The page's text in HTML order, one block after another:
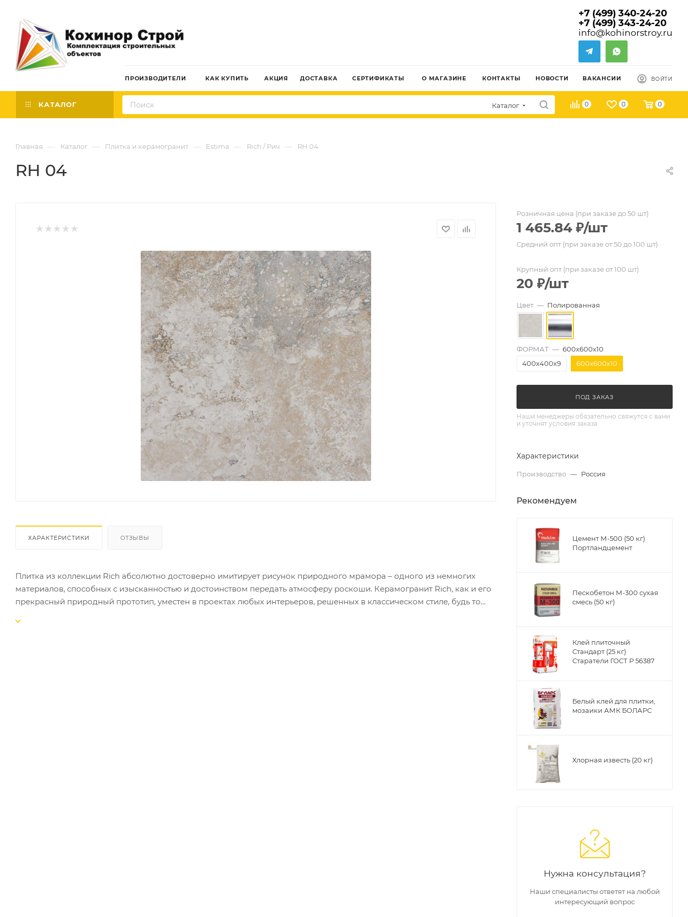
+7 (499) 340-24-20
+7 (499) 343-24-20
info@kohinorstroy.ru
ПРОИЗВОДИТЕЛИ КАК КУПИТЬ АКЦИЯ ДОСТАВКА СЕРТИФИКАТЫ О МАГАЗИНЕ КОНТАКТЫ НОВОСТИ ВАКАНСИИ ВОЙТИ
КАТАЛОГ Каталог 0 0 0
Главная — Каталог — Плитка и керамогранит — Estima — Rich / Рич — RH 04
RH 04
ХАРАКТЕРИСТИКИ ОТЗЫВЫ
Плитка из коллекции Rich абсолютно достоверно имитирует рисунок природного мрамора – одного из немногих
материалов, способных с изысканностью и достоинством передать атмосферу роскоши. Керамогранит Rich, как и его
прекрасный природный прототип, уместен в проектах любых интерьеров, решенных в классическом стиле, будь то
Розничная цена (при заказе до 50 шт)
1 465.84 ₽/шт
Средний опт (при заказе от 50 до 100 шт)
Крупный опт (при заказе от 100 шт)
20 ₽/шт
Цвет — Полированная
ФОРМАТ — 600х600х10
400х400х9
600х600х10
ПОД ЗАКАЗ
Наши менеджеры обязательно свяжутся с вами
и уточнят условия заказа
Характеристики
Производство — Россия
Рекомендуем
Цемент М-500 (50 кг)
Портландцемент
Пескобетон М-300 сухая
смесь (50 кг)
Клей плиточный
Стандарт (25 кг)
Старатели ГОСТ Р 56387
Белый клей для плитки,
мозаики АМК БОЛАРС
Хлорная известь (20 кг)
Нужна консультация?
Наши специалисты ответят на любой
интересующий вопрос